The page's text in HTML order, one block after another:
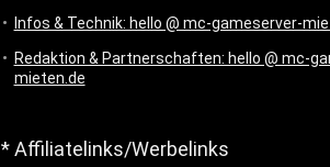
Infos & Technik: hello @ mc-gameserver-
Redaktion & Partnerschaften: hello @ mc-
mieten.de
* Affiliatelinks/Werbelinks